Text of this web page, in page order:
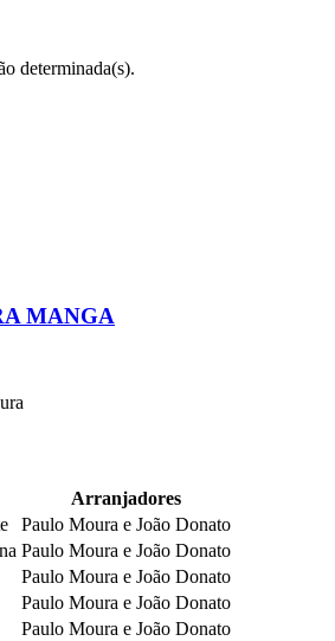
determinada(s).
MANGA
Arranjadores
Paulo Moura e João Donato
Paulo Moura e João Donato
Paulo Moura e João Donato
Paulo Moura e João Donato
Paulo Moura e João Donato